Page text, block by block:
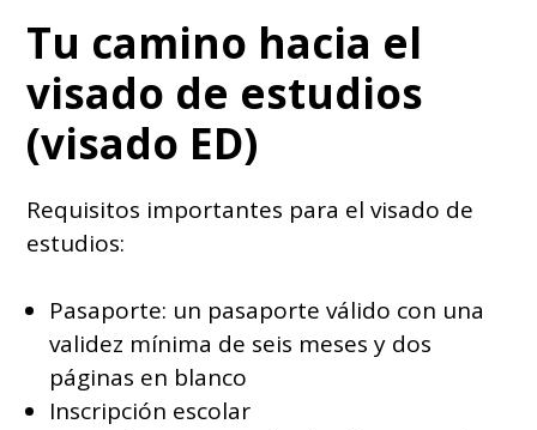
Tu camino hacia el
visado de estudios
(visado ED)
Requisitos importantes para el visado de
estudios:
Pasaporte: un pasaporte válido con una
validez mínima de seis meses y dos
páginas en blanco
Inscripción escolar